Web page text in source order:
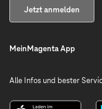
Jetzt anmelden
MeinMagenta App
Alle Infos und bester